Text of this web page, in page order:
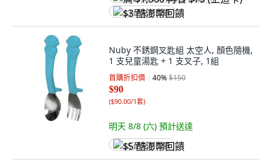
$3 酷澎幣回饋
Nuby 不銹鋼叉匙組 太空人, 顏色隨機,
1 支兒童湯匙 + 1 支叉子, 1組
首購折扣價 40%$150
$90
($90.00/1套)
明天 8/8 (六) 預計送達
$5 酷澎幣回饋